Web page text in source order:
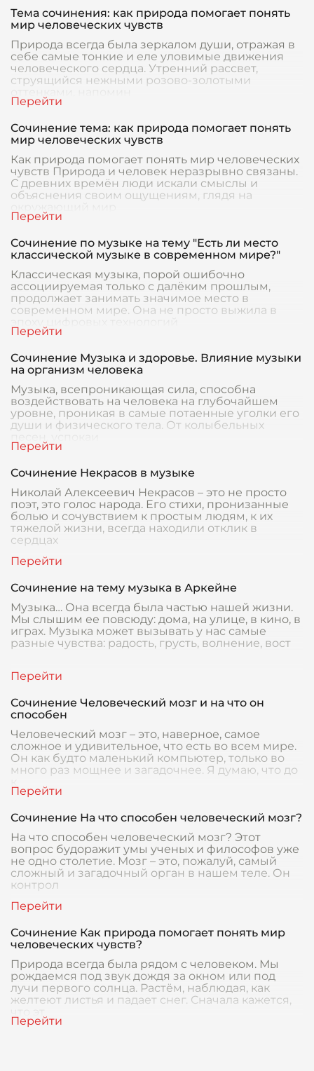
Тема сочинения: как природа помогает понять
мир человеческих чувств
Природа всегда была зеркалом души, отражая в
себе самые тонкие и еле уловимые движения
человеческого сердца. Утренний рассвет,
струящийся нежными розово-золотыми
Сочинение тема: как природа помогает понять
мир человеческих чувств
Как природа помогает понять мир человеческих
чувств Природа и человек неразрывно связаны.
С древних времён люди искали смыслы и
объяснения своим ощущениям, глядя на
Сочинение по музыке на тему "Есть ли место
классической музыке в современном мире?"
Классическая музыка, порой ошибочно
ассоциируемая только с далёким прошлым,
продолжает занимать значимое место в
современном мире. Она не просто выжила в
Сочинение Музыка и здоровье. Влияние музыки
на организм человека
Музыка, всепроникающая сила, способна
воздействовать на человека на глубочайшем
уровне, проникая в самые потаенные уголки его
души и физического тела. От колыбельных
Сочинение Некрасов в музыке
Николай Алексеевич Некрасов – это не просто
поэт, это голос народа. Его стихи, пронизанные
болью и сочувствием к простым людям, к их
тяжелой жизни, всегда находили отклик в
сердцах
Сочинение на тему музыка в Аркейне
Музыка… Она всегда была частью нашей жизни.
Мы слышим ее повсюду: дома, на улице, в кино, в
играх. Музыка может вызывать у нас самые
разные чувства: радость, грусть, волнение, вост
Сочинение Человеческий мозг и на что он
способен
Человеческий мозг – это, наверное, самое
сложное и удивительное, что есть во всем мире.
Он как будто маленький компьютер, только во
много раз мощнее и загадочнее. Я думаю, что до
Сочинение На что способен человеческий мозг?
На что способен человеческий мозг? Этот
вопрос будоражит умы ученых и философов уже
не одно столетие. Мозг – это, пожалуй, самый
сложный и загадочный орган в нашем теле. Он
контрол
Сочинение Как природа помогает понять мир
человеческих чувств?
Природа всегда была рядом с человеком. Мы
рождаемся под звук дождя за окном или под
лучи первого солнца. Растём, наблюдая, как
желтеют листья и падает снег. Сначала кажется,